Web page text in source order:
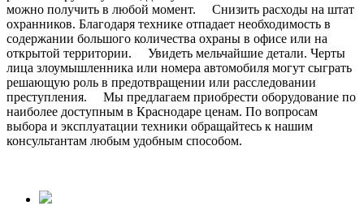
можно получить в любой момент. Снизить расходы на штат
охранников. Благодаря технике отпадает необходимость в
содержании большого количества охраны в офисе или на
открытой территории. Увидеть мельчайшие детали. Черты
лица злоумышленника или номера автомобиля могут сыграть
решающую роль в предотвращении или расследовании
преступления. Мы предлагаем приобрести оборудование по
наиболее доступным в Краснодаре ценам. По вопросам
выбора и эксплуатации техники обращайтесь к нашим
консультантам любым удобным способом.